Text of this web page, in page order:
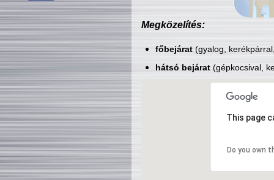
Megközelítés:
főbejárat(gyalog,
hátsó bejárat(gépkocsival,
This page
Do you own